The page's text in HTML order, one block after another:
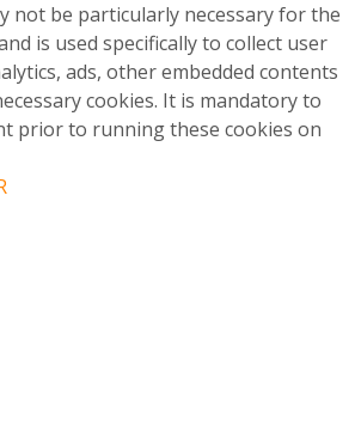
not be particularly necessary for the
is used specifically to collect user
ads, other embedded contents
cookies. It is mandatory to
prior to running these cookies on